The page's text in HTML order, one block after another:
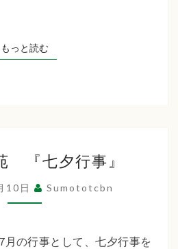
行
事
もっと読むもっと読む
ち
ば
な
『七
『七夕行事』
10日 Sumototcbn
の行事として、七夕行事を